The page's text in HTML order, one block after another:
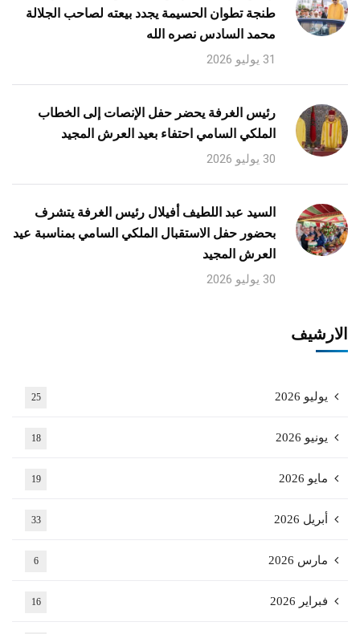
طنجة تطوان الحسيمة يجدد بيعته لصاحب الجلالة
محمد السادس نصره الله
31 يوليو 2026
رئيس الغرفة يحضر حفل الإنصات إلى الخطاب
الملكي السامي احتفاء بعيد العرش المجيد
30 يوليو 2026
السيد عبد اللطيف أفيلال رئيس الغرفة يتشرف
بحضور حفل الاستقبال الملكي السامي بمناسبة عيد
العرش المجيد
30 يوليو 2026
الارشيف
يوليو 2026 25
يونيو 2026 18
مايو 2026 19
أبريل 2026 33
مارس 2026 6
فبراير 2026 16